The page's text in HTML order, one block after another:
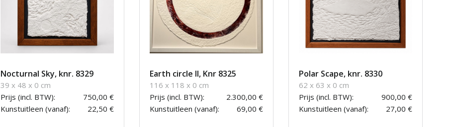
Nocturnal Sky, knr. 8329
39 x 48 x 0 cm
Prijs (incl. BTW):
750,00 €
Kunstuitleen (vanaf):
22,50 €
Earth circle II, Knr 8325
116 x 118 x 0 cm
Prijs (incl. BTW):
2.300,00 €
Kunstuitleen (vanaf):
69,00 €
Polar Scape, knr. 8330
62 x 63 x 0 cm
Prijs (incl. BTW):
900,00 €
Kunstuitleen (vanaf):
27,00 €